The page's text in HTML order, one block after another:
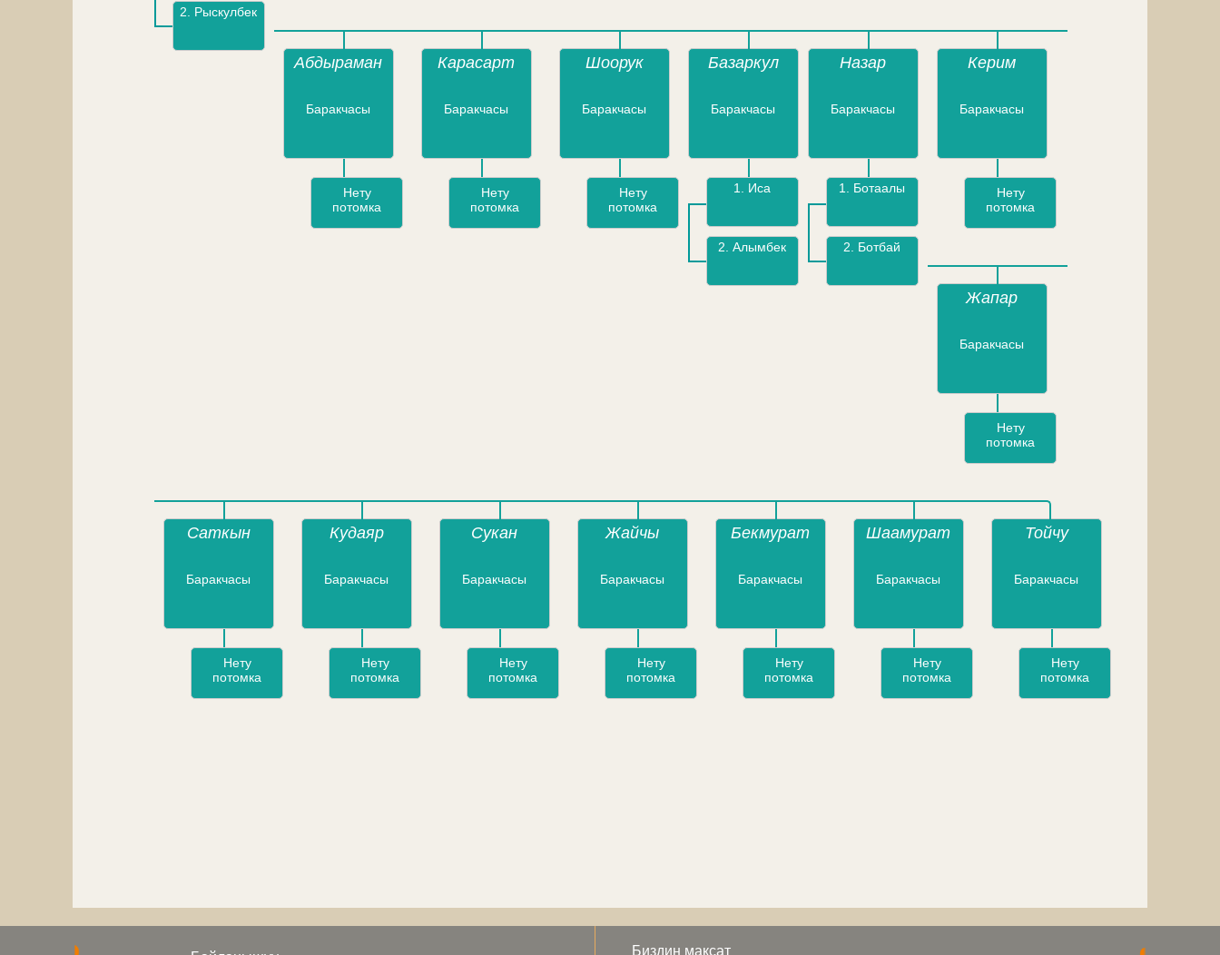
2. Рыскулбек
Абдыраман
Баракчасы
Нету
потомка
Карасарт
Баракчасы
Нету
потомка
Шоорук
Баракчасы
Нету
потомка
Базаркул
Баракчасы
1. Иса
2.Алымбек
Назар
Баракчасы
1. Ботаалы
2. Ботбай
Керим
Баракчасы
Нету
потомка
Жапар
Баракчасы
Нету
потомка
Саткын
Баракчасы
Нету
потомка
Кудаяр
Баракчасы
Нету
потомка
Сукан
Баракчасы
Нету
потомка
Жайчы
Баракчасы
Нету
потомка
Бекмурат
Баракчасы
Нету
потомка
Шаамурат
Баракчасы
Нету
потомка
Тойчу
Баракчасы
Нету
потомка
Биздин максат